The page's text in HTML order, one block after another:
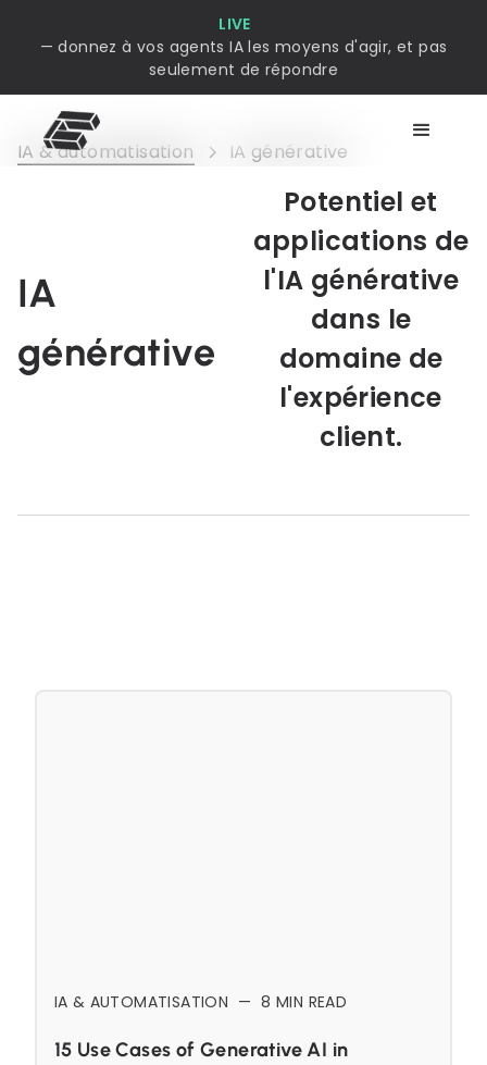
LIVE
— donnez à vos agents IA les moyens d'agir, et pas
seulement de répondre
IA & automatisation IA générative
IA
générative
Potentiel et
applications de
l'IA générative
dans le
domaine de
l'expérience
client.
IA & AUTOMATISATION —8 MIN READ
15 Use Cases of Generative AI in